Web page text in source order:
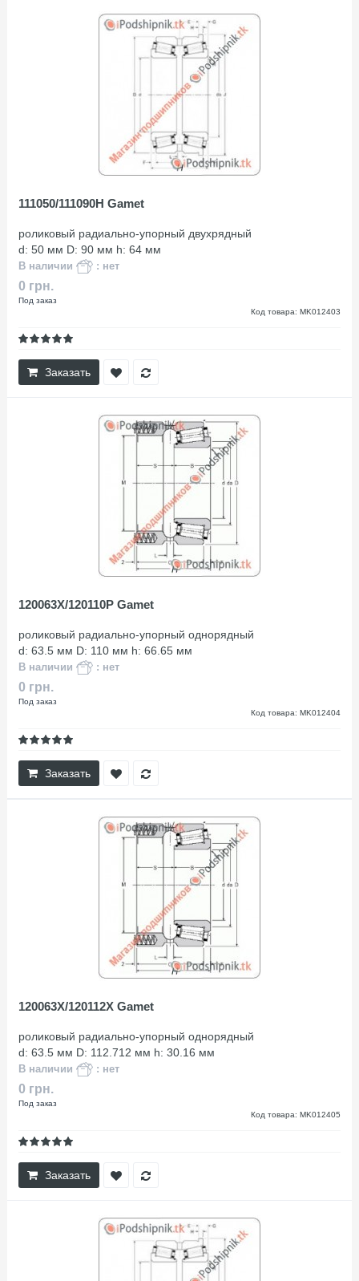
111050/111090H Gamet
роликовый радиально-упорный двухрядный
d: 50 мм D: 90 мм h: 64 мм
В наличии : нет
0 грн.
Под заказ
Код товара: MK012403
Заказать
120063X/120110P Gamet
роликовый радиально-упорный однорядный
d: 63.5 мм D: 110 мм h: 66.65 мм
В наличии : нет
0 грн.
Под заказ
Код товара: MK012404
Заказать
120063X/120112X Gamet
роликовый радиально-упорный однорядный
d: 63.5 мм D: 112.712 мм h: 30.16 мм
В наличии : нет
0 грн.
Под заказ
Код товара: MK012405
Заказать